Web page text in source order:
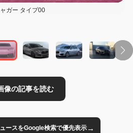
ガー タイプ00
ースをGoogle検索で優先表示→